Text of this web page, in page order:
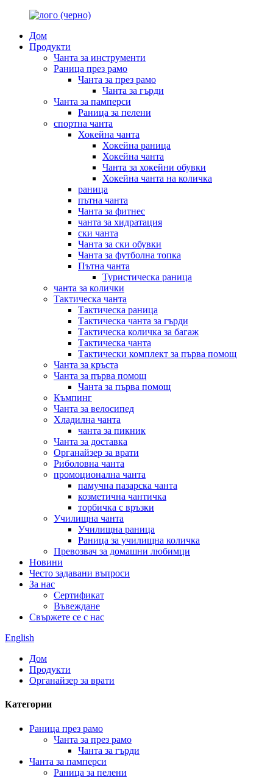
Дом
Продукти
Чанта за инструменти
Раница през рамо
Чанта за през рамо
Чанта за гърди
Чанта за памперси
Раница за пелени
спортна чанта
Хокейна чанта
Хокейна раница
Хокейна чанта
Чанта за хокейни обувки
Хокейна чанта на количка
раница
пътна чанта
Чанта за фитнес
чанта за хидратация
ски чанта
Чанта за ски обувки
Чанта за футболна топка
Пътна чанта
Туристическа раница
чанта за колички
Тактическа чанта
Тактическа раница
Тактическа чанта за гърди
Тактическа количка за багаж
Тактическа чанта
Тактически комплект за първа помощ
Чанта за кръста
Чанта за първа помощ
Чанта за първа помощ
Къмпинг
Чанта за велосипед
Хладилна чанта
чанта за пикник
Чанта за доставка
Органайзер за врати
Риболовна чанта
промоционална чанта
памучна пазарска чанта
козметична чантичка
торбичка с връзки
Училищна чанта
Училищна раница
Раница за училищна количка
Превозвач за домашни любимци
Новини
Често задавани въпроси
За нас
Сертификат
Въвеждане
Свържете се с нас
English
Дом
Продукти
Органайзер за врати
Категории
Раница през рамо
Чанта за през рамо
Чанта за гърди
Чанта за памперси
Раница за пелени